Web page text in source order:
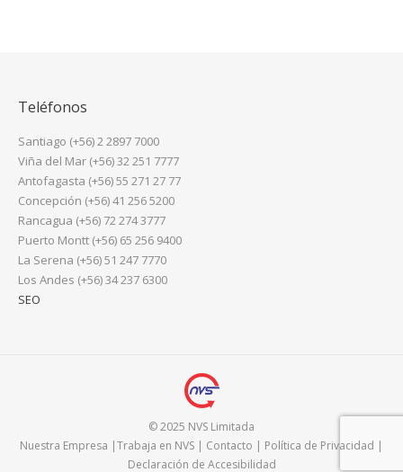
Teléfonos
Santiago (+56) 2 2897 7000
Viña del Mar (+56) 32 251 7777
Antofagasta (+56) 55 271 27 77
Concepción (+56) 41 256 5200
Rancagua (+56) 72 274 3777
Puerto Montt (+56) 65 256 9400
La Serena (+56) 51 247 7770
Los Andes (+56) 34 237 6300
SEO
© 2025 NVS Limitada
Nuestra Empresa |Trabaja en NVS | Contacto | Política de Privacidad |
Declaración de Accesibilidad